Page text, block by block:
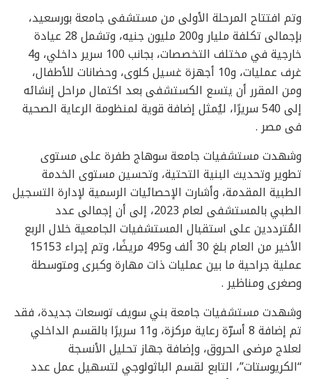
وتم افتتاح المرحلة الأولى من مستشفى جامعة بورسعيد،
بإجمالى تكلفة مليار و200 مليون جنيه، وتشمل 28 عيادة
خارجية في مختلف التخصصات، بجانب 100 سرير داخلي، و4
غرف عمليات، و10 أجهزة غسيل كلوى، وحضانات للأطفال،
ومن المقرر أن يتسع الكستشفى بعد اكتمال مراحل إنشائه
إلى 540 سريرًا، ليُمثل إضافة قوية لمنظومة الرعاية الصحية
فى مصر .
وشهدت مستشفيات جامعة سوهاج طفرة على مستوى
تطوير وتحديث البنية التحتية، وتحسين مستوى الخدمة
الطبية المقدمة، وأشارت الإحصائيات الرسمية لإدارة التسجيل
الطبي بالمستشفى لعام 2023، إلى أن إجمالى عدد
المُترددين على استقبال المستشفيات الجامعية خلال الربع
الأخير من العام بلغ 30 ألف و495 مريضًا، وتم إجراء 15153
عملية جراحية ما بين عمليات ذات مهارة وكبرى ومتوسطة
وصغرى ومناظير .
وشهدت مستشفيات جامعة بني سويف توسعات جديدة، فقد
تم إضافة 8 أسرّة رعاية مركزة، و11 سريرًا بالقسم الداخلي
لعلاج مرضى الحروق، وإضافة جهاز تحليل الأنسجة
“الكريوستات”، التابع لقسم الباثولوجي لتسهيل عمل عدد